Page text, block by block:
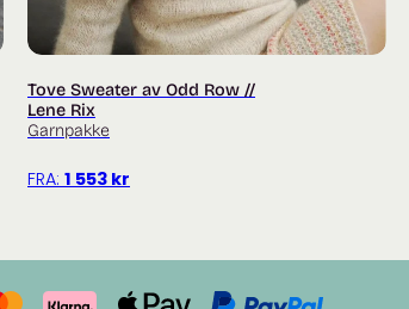
Tove Sweater av Odd Row //
Lene Rix
Garnpakke
FRA: 1 553 kr